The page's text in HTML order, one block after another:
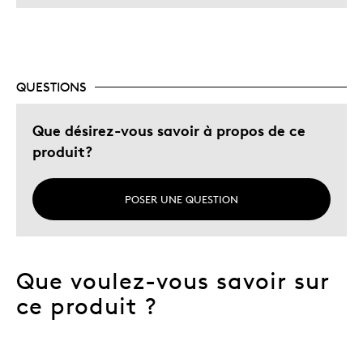
QUESTIONS
Que désirez-vous savoir à propos de ce
produit?
POSER UNE QUESTION
Que voulez-vous savoir sur
ce produit ?